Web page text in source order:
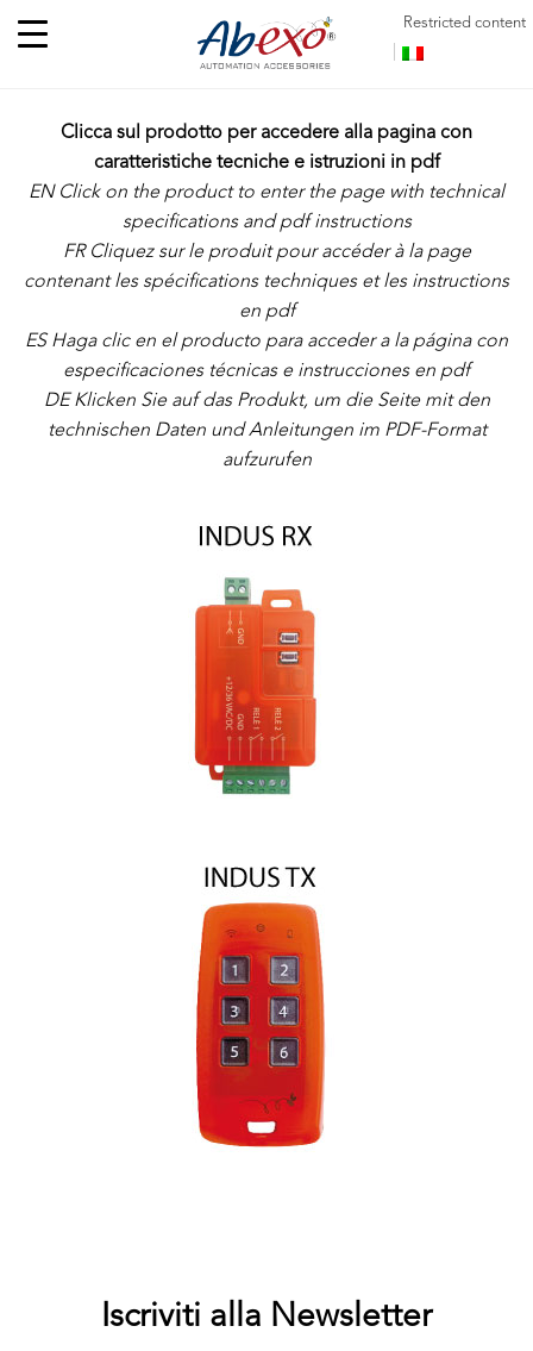
Restricted content
Clicca sul prodotto per accedere alla pagina con
caratteristiche tecniche e istruzioni in pdf
EN Click on the product to enter the page with technical
specifications and pdf instructions
FR Cliquez sur le produit pour accéder à la page
contenant les spécifications techniques et les instructions
en pdf
ES Haga clic en el producto para acceder a la página con
especificaciones técnicas e instrucciones en pdf
DE Klicken Sie auf das Produkt, um die Seite mit den
technischen Daten und Anleitungen im PDF-Format
aufzurufen
Iscriviti alla Newsletter